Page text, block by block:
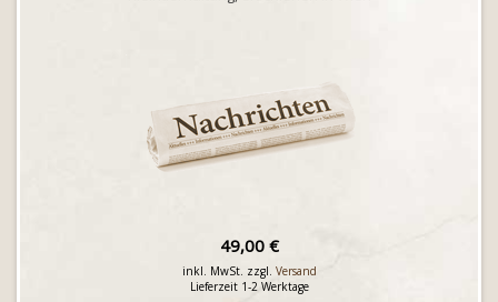
49,00 €
inkl. MwSt. zzgl. Versand
Lieferzeit 1-2 Werktage